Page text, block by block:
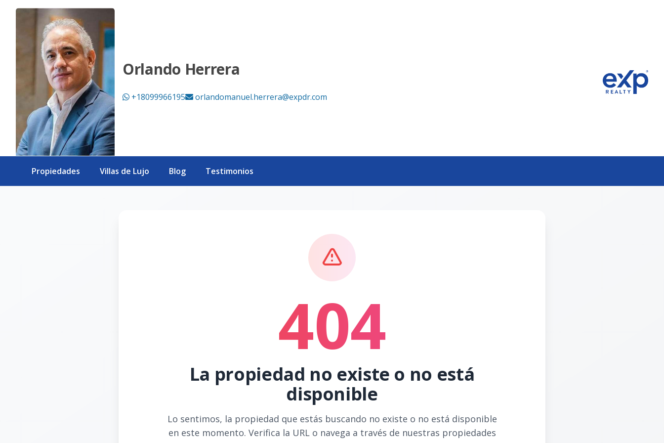
Orlando Herrera
+18099966195 orlandomanuel.herrera@expdr.com
Propiedades Villas de Lujo Blog Testimonios
404
La propiedad no existe o no está
disponible
Lo sentimos, la propiedad que estás buscando no existe o no está disponible
en este momento. Verifica la URL o navega a través de nuestras propiedades
Página no encontrada - eXp Realty República Dominicana